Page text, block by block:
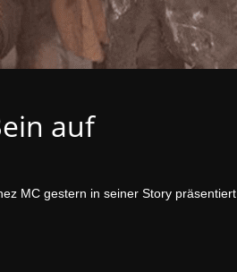
auf
MC gestern in seiner Story präsentiert